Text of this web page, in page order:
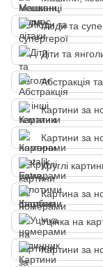
Люди та
Діти та
Абстракція
Картини за
Картини за
Круглі
Картина за
Уцінка на
Картини за